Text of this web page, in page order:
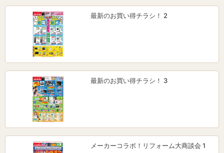
最新のお買い得チラシ！ 2
最新のお買い得チラシ！ 3
メーカーコラボ！リフォーム大商談会 1